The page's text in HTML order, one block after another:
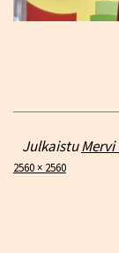
Julkaistu
Täysikokoinen
2560 × 2560